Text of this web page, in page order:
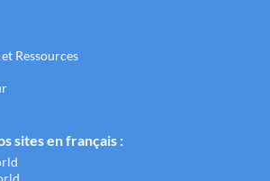
Ressources
sites en français :